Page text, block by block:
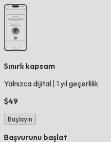
Sınırlı kapsam
Yalnızca dijital 1 yıl geçerlilik
$49
Başlayın
Başvurunu başlat